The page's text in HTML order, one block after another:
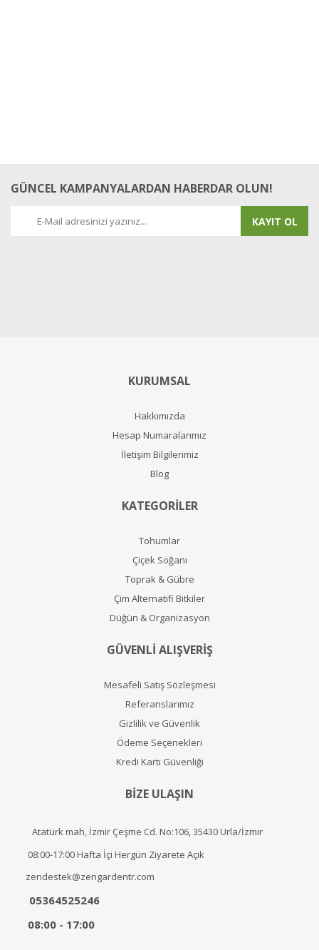
GÜNCEL KAMPANYALARDAN HABERDAR OLUN!
KAYIT OL
KURUMSAL
Hakkımızda
Hesap Numaralarımız
İletişim Bilgilerimiz
Blog
KATEGORİLER
Tohumlar
Çiçek Soğanı
Toprak & Gübre
Çim Alternatifi Bitkiler
Düğün & Organizasyon
GÜVENLİ ALIŞVERİŞ
Mesafeli Satış Sözleşmesi
Referanslarımız
Gizlilik ve Güvenlik
Ödeme Seçenekleri
Kredi Kartı Güvenliği
BİZE ULAŞIN
Atatürk mah, İzmir Çeşme Cd. No:106, 35430 Urla/İzmir
08:00-17:00 Hafta İçi Hergün Ziyarete Açık
zendestek@zengardentr.com
05364525246
08:00 - 17:00